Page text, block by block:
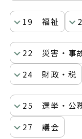
19 福祉
22 災害・事
24 財政・税
25 選挙・公
27 議会